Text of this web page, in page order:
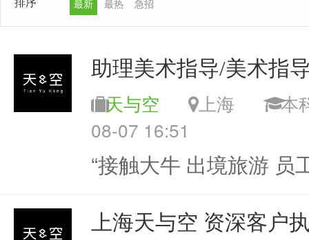
最新 最热 急招
助理美术指导/美术指
天与空 上海
08-07 16:51
“接触大牛 出境旅游 员
上海天与空 资深客户